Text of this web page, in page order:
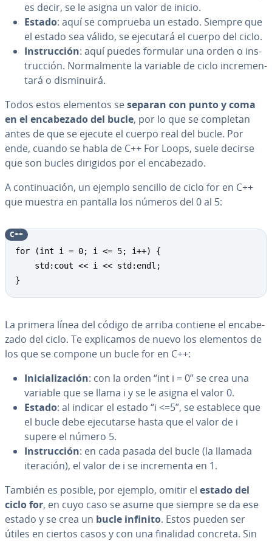
es decir, se le asigna un valor de inicio.
Estado: aquí se comprueba un estado. Siempre que
el estado sea válido, se ejecutará el cuerpo del ciclo.
In­s­tru­c­ción: aquí puedes formular una orden o in­s­
tru­c­ción. No­r­ma­l­me­n­te la variable de ciclo in­cre­me­n­
ta­rá o di­s­mi­nui­rá.
Todos estos elementos seseparan con punto y coma
en el en­ca­be­za­do del bucle, por lo que se completan
antes de que se ejecute el cuerpo real del bucle. Por
ende, cuando se habla de C++ For Loops, suele decirse
que son bucles dirigidos por el en­ca­be­za­do.
A co­n­ti­nua­ción, un ejemplo sencillo de ciclo for en C++
que muestra en pantalla los números del 0 al 5:
for (int i = 0; i <= 5; i++) {
}
C++
La primera línea del código de arriba contiene el en­ca­be­
za­do del ciclo. Te ex­pli­ca­mos de nuevo los elementos de
los que se compone un bucle for en C++:
Ini­cia­li­za­ción: con la orden “int i = 0” se crea una
variable que se llama i y se le asigna el valor 0.
Estado: al indicar el estado “i <=5”, se establece que
el bucle debe eje­cu­tar­se hasta que el valor de i
supere el número 5.
In­s­tru­c­ción: en cada pasada del bucle (la llamada
iteración), el valor de i se in­cre­me­n­ta en 1.
También es posible, por ejemplo, omitir el estado del
ciclo for, en cuyo caso se asume que siempre se da ese
estado y se crea un bucle infinito. Estos pueden ser
útiles en ciertos casos y con una finalidad concreta. Sin